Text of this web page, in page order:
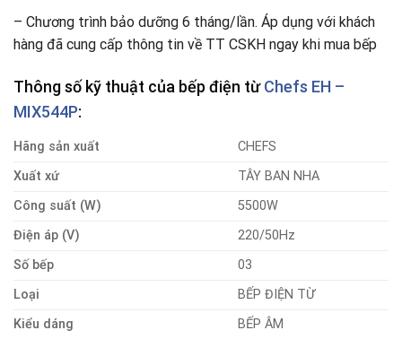
– Chương trình bảo dưỡng 6 tháng/lần. Áp dụng với khách
hàng đã cung cấp thông tin về TT CSKH ngay khi mua bếp­
Thông số kỹ thuật của bếp điện từChefs EH –
MIX544P:
Hãng sản xuất
CHEFS
Xuất xứ
TÂY BAN NHA
Công suất (W)
5500W
Điện áp (V)
220/50Hz
Số bếp
03
Loại
BẾP ĐIỆN TỪ
Kiểu dáng
BẾP ÂM